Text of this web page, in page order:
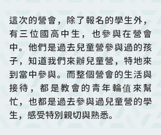
這次的營會，除了報名的學生外，
有三位國高中生，也參與在營會
中。他們是過去兒童營參與過的孩
子，知道我們來辦兒童營，特地來
到當中參與。而整個營會的生活與
接待，都是教會的青年輪值來幫
忙，也都是過去參與過兒童營的學
生，感受特別親切與熟悉。